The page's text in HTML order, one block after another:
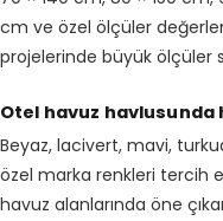
cm ve özel ölçüler
projelerinde büyük ölçüler
Otel havuz
Beyaz, lacivert, mavi,
özel marka renkleri tercih
havuz alanlarında öne